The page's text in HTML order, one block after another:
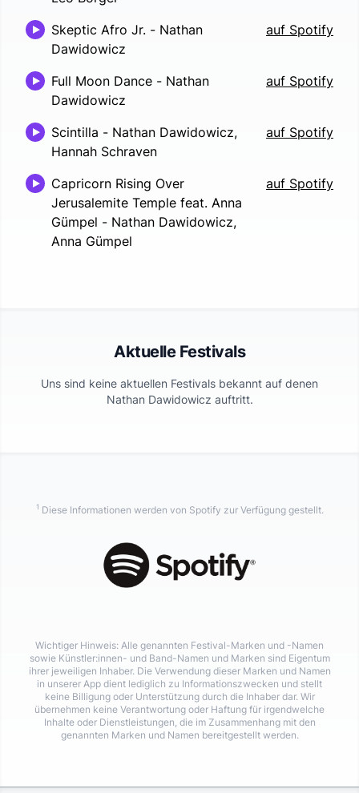
Skeptic Afro Jr. - Nathan
Dawidowicz
auf Spotify
Full Moon Dance - Nathan
Dawidowicz
auf Spotify
Scintilla - Nathan Dawidowicz,
Hannah Schraven
auf Spotify
Capricorn Rising Over
Jerusalemite Temple feat. Anna
Gümpel - Nathan Dawidowicz,
Anna Gümpel
auf Spotify
Aktuelle Festivals
Uns sind keine aktuellen Festivals bekannt auf denen
Nathan Dawidowicz auftritt.
1 Diese Informationen werden von Spotify zur Verfügung gestellt.
Wichtiger Hinweis: Alle genannten Festival-Marken und -Namen
sowie Künstler:innen- und Band-Namen und Marken sind Eigentum
ihrer jeweiligen Inhaber. Die Verwendung dieser Marken und Namen
in unserer App dient lediglich zu Informationszwecken und stellt
keine Billigung oder Unterstützung durch die Inhaber dar. Wir
übernehmen keine Verantwortung oder Haftung für irgendwelche
Inhalte oder Dienstleistungen, die im Zusammenhang mit den
genannten Marken und Namen bereitgestellt werden.